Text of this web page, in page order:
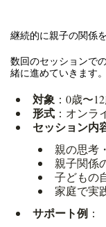
継続的に親子の関係
数回のセッションで
緒に進めていきます。
対象 ：0歳〜
形式 ：オンラ
セッション内
親の思考
親子関係
子どもの
家庭で実
サポート例 ：